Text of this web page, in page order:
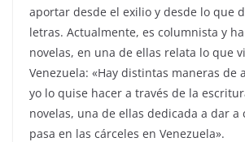
aportar desde el exilio y desde lo que
letras. Actualmente, es columnista y
novelas, en una de ellas relata lo que
Venezuela: «Hay distintas maneras de
yo lo quise hacer a través de la
novelas, una de ellas dedicada a dar a
pasa en las cárceles en Venezuela».